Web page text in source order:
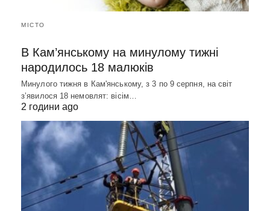
МІСТО
В Кам’янському на минулому тижні
народилось 18 малюків
Минулого тижня в Кам'янському, з 3 по 9 серпня, на світ
зʼявилося 18 немовлят: вісім…
2 години ago